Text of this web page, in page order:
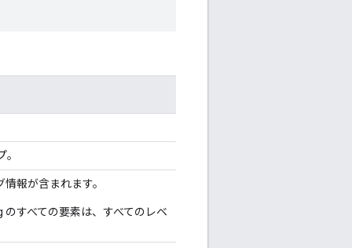
報が含まれます。
すべての要素は、すべてのレベ